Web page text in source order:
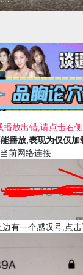
放出错,请点击右
播放,表现为仅仅
前网络连接
有一个感叹号,点